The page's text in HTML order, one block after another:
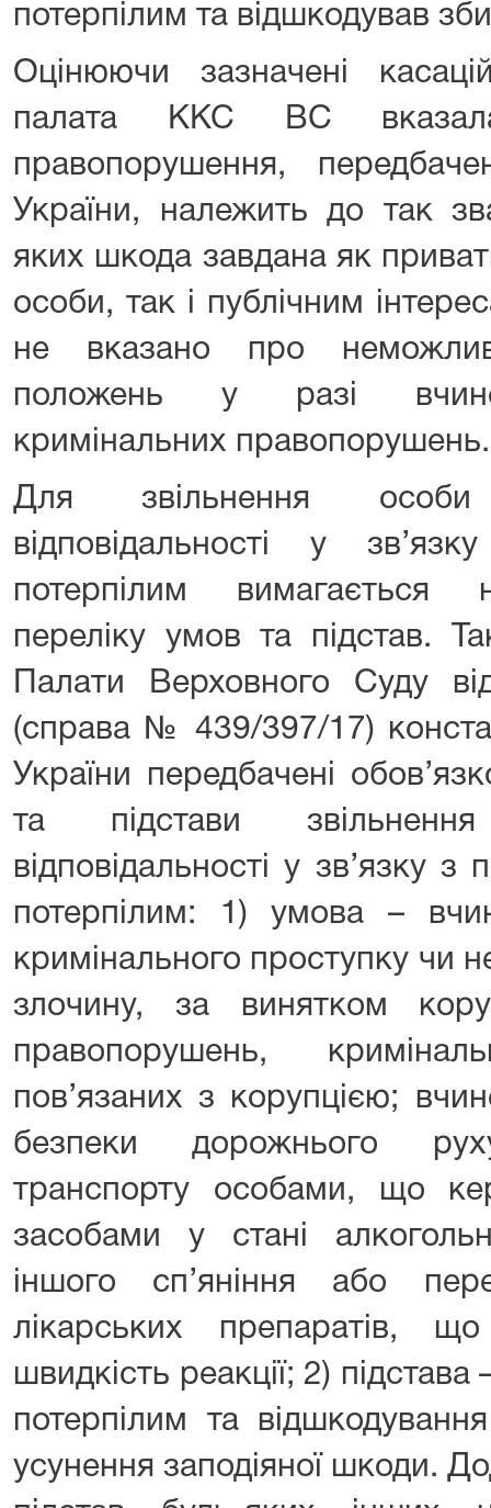
потерпілим та відшкодував
Оцінюючи зазначені
палата ККС ВС
правопорушення,
України, належить до так
яких шкода завдана як
особи, так і публічним
не вказано про
положень у разі
кримінальних правопорушень.
Для звільнення особи
відповідальності у
потерпілим вимагається
переліку умов та підстав.
Палати Верховного Суду
(справа № 439/397/17)
України передбачені
та підстави
відповідальності у зв’язку
потерпілим: 1) умова –
кримінального проступку чи
злочину, за винятком
правопорушень,
пов’язаних з корупцією;
безпеки дорожнього
транспорту особами, що
засобами у стані
іншого сп’яніння або
лікарських препаратів,
швидкість реакції; 2)
потерпілим та
усунення заподіяної шкоди.